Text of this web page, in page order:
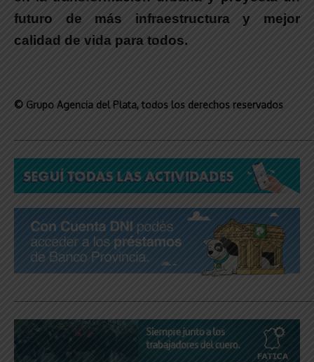
futuro de más infraestructura y mejor
calidad de vida para todos.
© Grupo Agencia del Plata, todos los derechos reservados